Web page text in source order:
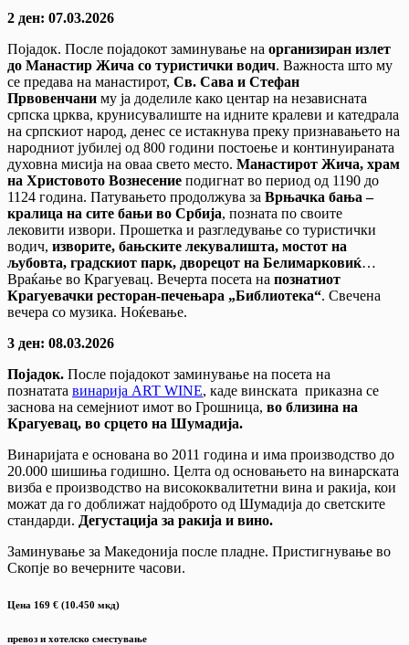
2 ден: 07.03.2026
Појадок. После појадокот заминување на организиран излет
до Манастир Жича со туристички водич. Важноста што му
се предава на манастирот, Св. Сава и Стефан
Првовенчани му ја доделиле како центар на независната
српска црква, крунисувалиште на идните кралеви и катедрала
на српскиот народ, денес се истакнува преку признавањето на
народниот јубилеј од 800 години постоење и континуираната
духовна мисија на оваа свето место. Манастирот Жича, храм
на Христовото Вознесение подигнат во период од 1190 до
1124 година. Патувањето продолжува за Врњачка бања –
кралица на сите бањи во Србија, позната по своите
лековити извори. Прошетка и разгледување со туристички
водич, изворите, бањските лекувалишта, мостот на
љубовта, градскиот парк, дворецот на Белимарковиќ…
Враќање во Крагуевац. Вечерта посета на познатиот
Крагуевачки ресторан-печењара „Библиотека“. Свечена
вечера со музика. Ноќевање.
3 ден: 08.03.2026
Појадок. После појадокот заминување на посета на
познатата винарија ART WINE, каде винската приказна се
заснова на семејниот имот во Грошница, во близина на
Крагуевац, во срцето на Шумадија.
Винаријата е основана во 2011 година и има производство до
20.000 шишиња годишно. Целта од основањето на винарската
визба е производство на висококвалитетни вина и ракија, кои
можат да го доближат најдоброто од Шумадија до светските
стандарди. Дегустација за ракија и вино.
Заминување за Македонија после пладне. Пристигнување во
Скопје во вечерните часови.
Цена 169 € (10.450 мкд)
превоз и хотелско сместување